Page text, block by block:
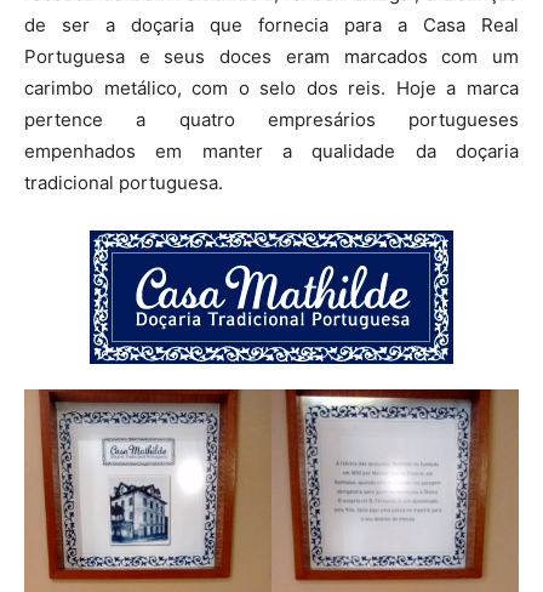
de ser a doçaria que fornecia para a Casa Real
Portuguesa e seus doces eram marcados com um
carimbo metálico, com o selo dos reis. Hoje a marca
pertence a quatro empresários portugueses
empenhados em manter a qualidade da doçaria
tradicional portuguesa.